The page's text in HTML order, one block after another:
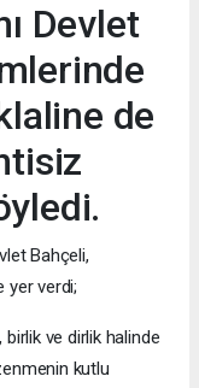
Devlet
de
Bahçeli,
yer verdi;
birlik ve dirlik halinde
kutlu